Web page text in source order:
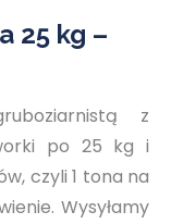
25 kg –
z
po 25 kg i
czyli 1 tona na
Wysyłamy